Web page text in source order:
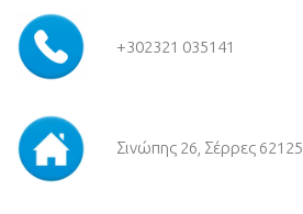
+302321 035141
Σινώπης 26, Σέρρες 62125